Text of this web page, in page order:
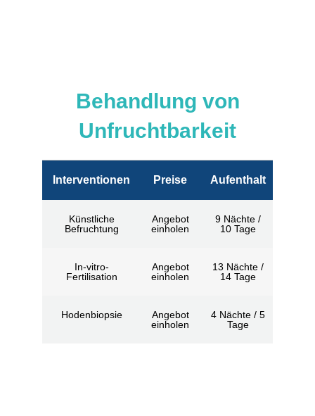
Behandlung von
Unfruchtbarkeit
Interventionen Preise Aufenthalt
Künstliche
Befruchtung
Angebot
einholen
9 Nächte /
10 Tage
In-vitro-
Fertilisation
Angebot
einholen
13 Nächte /
14 Tage
Hodenbiopsie
Angebot
einholen
4 Nächte / 5
Tage